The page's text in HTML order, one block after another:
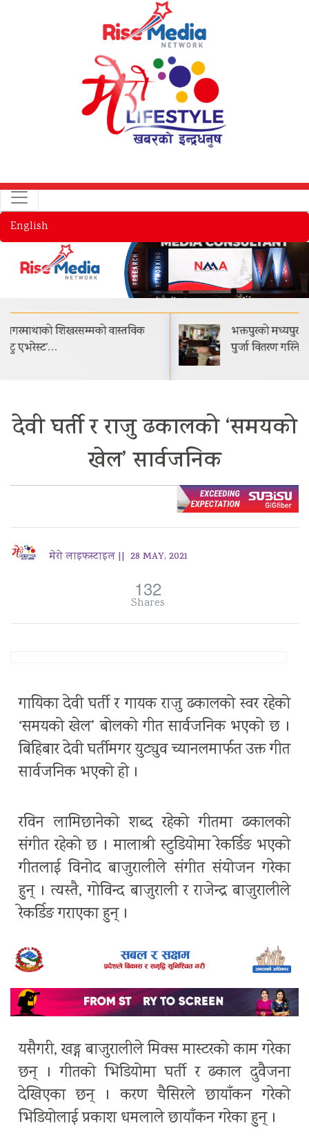
English
भक्तपुरको मध्यपुरबासीलाई साउनभित्रै स्थायी जग्गाधनी
देवी घर्ती र राजु ढकालको ‘समयको
खेल’ सार्वजनिक
मेरो लाइफस्टाइल || 28 MAY, 2021
132
Shares
गायिका देवी घर्ती र गायक राजु ढकालको स्वर रहेको
‘समयको खेल’ बोलको गीत सार्वजनिक भएको छ ।
बिहिबार देवी घर्तीमगर युट्युव च्यानलमार्फत उक्त गीत
सार्वजनिक भएको हो ।
रविन लामिछानेको शब्द रहेको गीतमा ढकालको
संगीत रहेको छ । मालाश्री स्टुडियोमा रेकर्डिङ भएको
गीतलाई विनोद बाजुरालीले संगीत संयोजन गरेका
हुन् । त्यस्तै, गोविन्द बाजुराली र राजेन्द्र बाजुरालीले
रेकर्डिङ गराएका हुन् ।
यसैगरी, खड्ग बाजुरालीले मिक्स मास्टरको काम गरेका
छन् । गीतको भिडियोमा घर्ती र ढकाल दुवैजना
देखिएका छन् । करण चैसिरले छायाँकन गरेको
भिडियोलाई प्रकाश धमलाले छायाँकन गरेका हुन् ।